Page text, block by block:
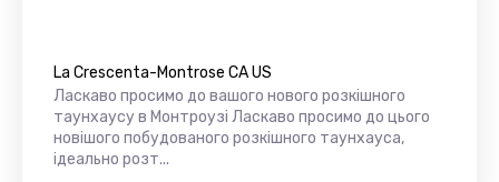
La Crescenta-Montrose CA US
Ласкаво просимо до вашого нового розкішного
таунхаусу в Монтроузі Ласкаво просимо до цього
новішого побудованого розкішного таунхауса,
ідеально розт...